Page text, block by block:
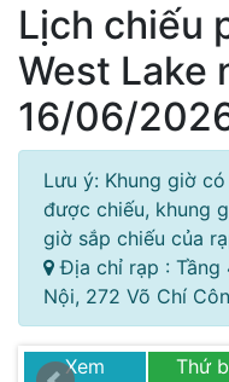
Lịch chiếu
West Lake
16/06/
Lưu ý: Khung giờ
được chiếu, khung
giờ sắp chiếu của
Địa chỉ rạp : Tầng
Nội, 272 Võ Chí
Xem
Thứ